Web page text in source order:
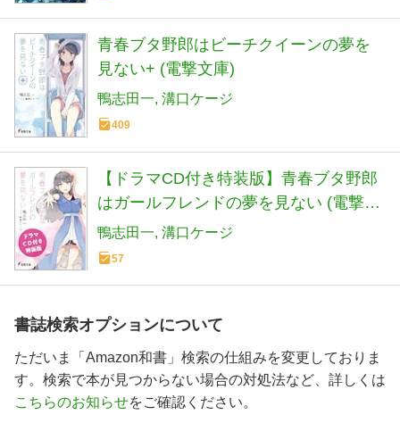
青春ブタ野郎はビーチクイーンの夢を
見ない+ (電撃文庫)
鴨志田一 溝口ケージ
409
【ドラマCD付き特装版】青春ブタ野郎
はガールフレンドの夢を見ない (電撃文
庫)
鴨志田一 溝口ケージ
57
書誌検索オプションについて
ただいま「Amazon和書」検索の仕組みを変更しておりま
す。検索で本が見つからない場合の対処法など、詳しくは
こちらのお知らせをご確認ください。